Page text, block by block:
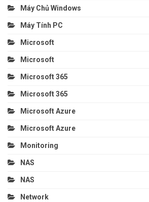
Máy Chủ Windows
Máy Tính PC
Microsoft
Microsoft
Microsoft 365
Microsoft 365
Microsoft Azure
Microsoft Azure
Monitoring
NAS
NAS
Network